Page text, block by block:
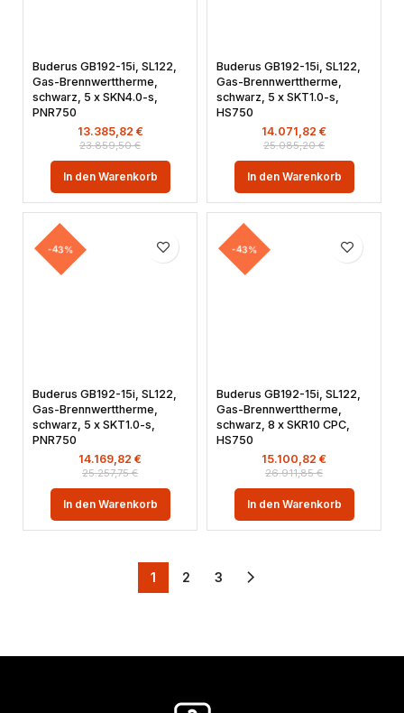
Buderus GB192-15i, SL122,
Gas-Brennwerttherme,
schwarz, 5 x SKN4.0-s,
PNR750
23.859,50€
13.385,82 €
In den Warenkorb
Buderus GB192-15i, SL122,
Gas-Brennwerttherme,
schwarz, 5 x SKT1.0-s,
HS750
25.085,20€
14.071,82 €
In den Warenkorb
-43%
Buderus GB192-15i, SL122,
Gas-Brennwerttherme,
schwarz, 5 x SKT1.0-s,
PNR750
25.257,75€
14.169,82 €
In den Warenkorb
-43%
Buderus GB192-15i, SL122,
Gas-Brennwerttherme,
schwarz, 8 x SKR10 CPC,
HS750
26.911,85€
15.100,82 €
In den Warenkorb
1 2 3